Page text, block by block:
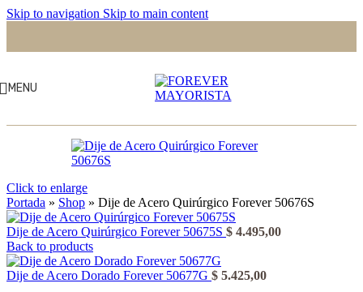
Skip to navigation Skip to main content
MENU
Click to enlarge
Portada » Shop » Dije de Acero Quirúrgico Forever 50676S
Dije de Acero Quirúrgico Forever 50675S $ 4.495,00
Back to products
Dije de Acero Dorado Forever 50677G $ 5.425,00